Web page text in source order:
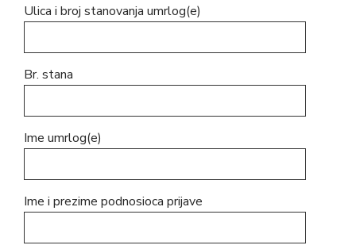
Ulica i broj stanovanja umrlog(e)
Br. stana
Ime umrlog(e)
Ime i prezime podnosioca prijave